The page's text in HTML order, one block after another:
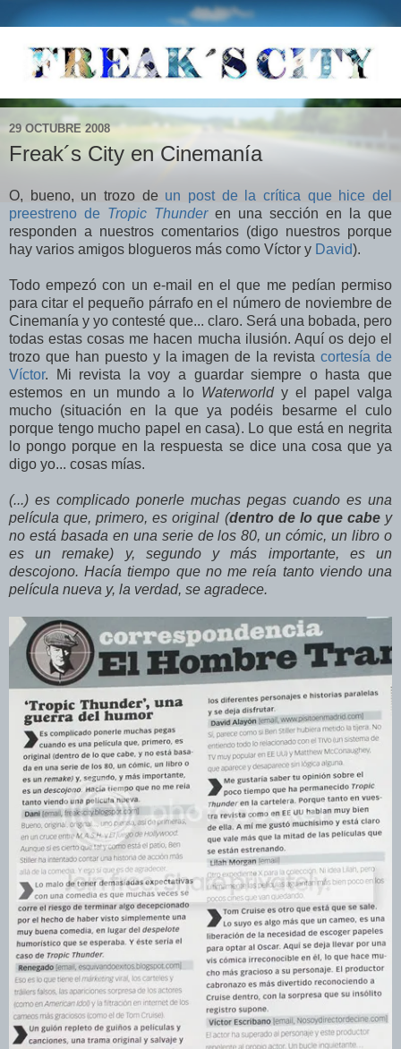
29 OCTUBRE 2008
Freak´s City en Cinemanía
O, bueno, un trozo de un post de la crítica que hice del
preestreno de Tropic Thunderen una sección en la que
responden a nuestros comentarios (digo nuestros porque
hay varios amigos blogueros más como Víctor y David).
Todo empezó con un e-mail en el que me pedían permiso
para citar el pequeño párrafo en el número de noviembre de
Cinemanía y yo contesté que... claro. Será una bobada, pero
todas estas cosas me hacen mucha ilusión. Aquí os dejo el
trozo que han puesto y la imagen de la revistacortesía de
Víctor. Mi revista la voy a guardar siempre o hasta que
estemos en un mundo a lo Waterworldy el papel valga
mucho (situación en la que ya podéis besarme el culo
porque tengo mucho papel en casa). Lo que está en negrita
lo pongo porque en la respuesta se dice una cosa que ya
digo yo... cosas mías.
(...) es complicado ponerle muchas pegas cuando es una
película que, primero, es original (dentro de lo que cabey
no está basada en una serie de los 80, un cómic, un libro o
es un remake) y, segundo y más importante, es un
descojono. Hacía tiempo que no me reía tanto viendo una
película nueva y, la verdad, se agradece.